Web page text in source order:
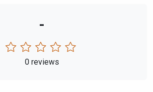
-
0 reviews